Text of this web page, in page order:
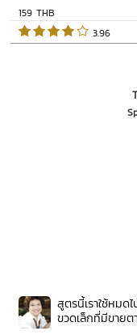
159 THB
3.96
สูตรนี้เราใช้หม
ขวดเล็กที่มีขายต